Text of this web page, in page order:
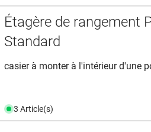
Étagère de rangement
Standard
casier à monter à l'intérieur d'une
3 Article(s)